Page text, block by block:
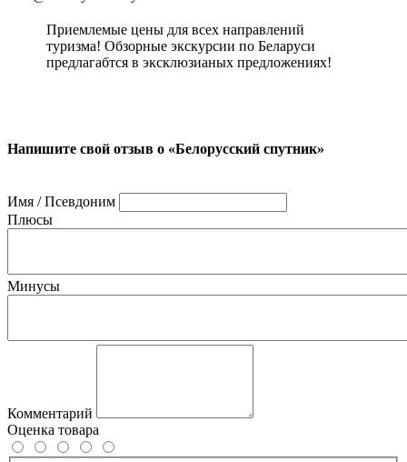
Приемлемые цены для всех направлений
туризма! Обзорные экскурсии по Беларуси
предлагабтся в эксклюзианых предложениях!
Напишите свой отзыв о «Белорусский спутник»
Имя / Псевдоним
Плюсы
Минусы
Комментарий
Оценка товара